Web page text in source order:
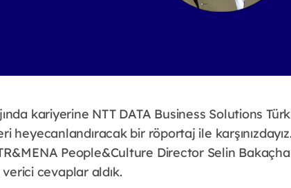
kariyerine NTT DATA Business Solutions
heyecanlandıracak bir röportaj ile
People&Culture Director Selin
cevaplar aldık.